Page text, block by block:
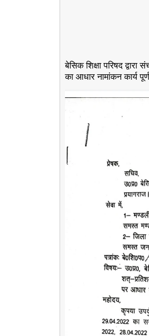
बेसिक शिक्षा परिषद
का आधार नामांकन कार्य